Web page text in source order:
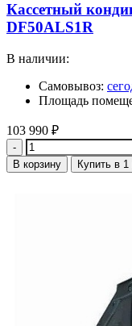
Кассетный
DF50ALS1R
В наличии:
Самовывоз:
Площадь
103 990 ₽
Количество
В корзину Купить в 1